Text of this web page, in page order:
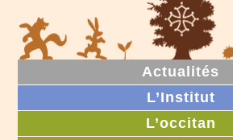
Actualités
L’Institut
L’occitan